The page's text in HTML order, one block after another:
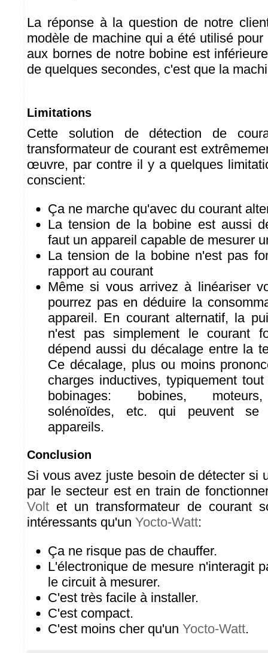
La réponse à la question de notre
modèle de machine qui a été utilisé
aux bornes de notre bobine est
de quelques secondes, c'est que la
Limitations
Cette solution de détection de
transformateur de courant est
œuvre, par contre il y a quelques
conscient:
Ça ne marche qu'avec du courant
La tension de la bobine est aussi
faut un appareil capable de mesurer
La tension de la bobine n'est pas
rapport au courant
Même si vous arrivez à linéariser
pourrez pas en déduire la
appareil. En courant alternatif, la
n'est pas simplement le courant
dépend aussi du décalage entre la
Ce décalage, plus ou moins
charges inductives, typiquement
bobinages: bobines, moteurs,
solénoïdes, etc. qui peuvent
appareils.
Conclusion
Si vous avez juste besoin de détecter si
par le secteur est en train de
Volt et un transformateur de courant
intéressants qu'un Yocto-Watt:
Ça ne risque pas de chauffer.
L'électronique de mesure n'interagit
le circuit à mesurer.
C'est très facile à installer.
C'est compact.
C'est moins cher qu'un Yocto-Watt.